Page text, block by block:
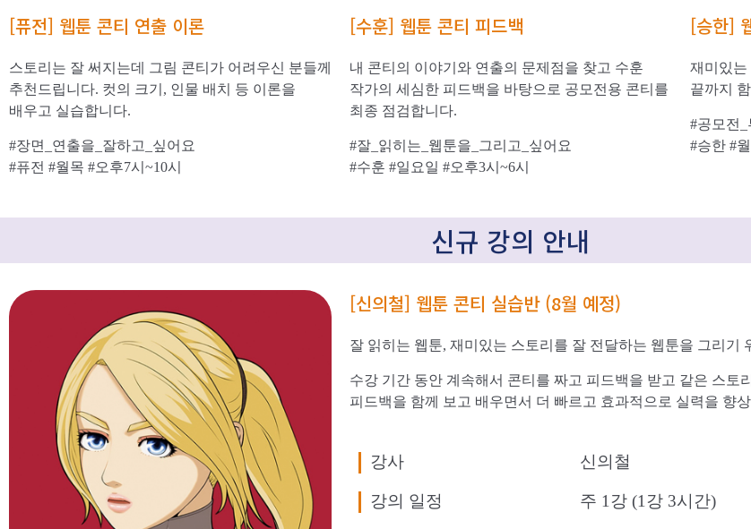
[퓨전] 웹툰 콘티 연출 이론
스토리는 잘 써지는데 그림 콘티가 어려우신 분들께
추천드립니다. 컷의 크기, 인물 배치 등 이론을
배우고 실습합니다.
#장면_연출을_잘하고_싶어요
#퓨전 #월목 #오후7시~10시
[수훈] 웹툰 콘티 피드백
내 콘티의 이야기와 연출의 문제점을 찾고 수훈
작가의 세심한 피드백을 바탕으로 공모전용 콘티를
최종 점검합니다.
#잘_읽히는_웹툰을_그리고_싶어요
#수훈 #일요일 #오후3시~6시
[승한]
재미있는
끝까지
#공모전
#승한 #
신규 강의 안내
[신의철] 웹툰 콘티 실습반 (8월 예정)
잘 읽히는 웹툰, 재미있는 스토리를 잘 전달하는 웹툰을 그리기
수강 기간 동안 계속해서 콘티를 짜고 피드백을 받고 같은 스토
피드백을 함께 보고 배우면서 더 빠르고 효과적으로 실력을 향
강사 신의철
강의 일정 주 1강 (1강 3시간)